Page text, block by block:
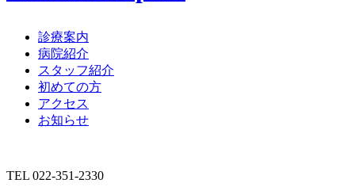
診療案内
病院紹介
スタッフ紹介
初めての方
アクセス
お知らせ
TEL 022-351-2330